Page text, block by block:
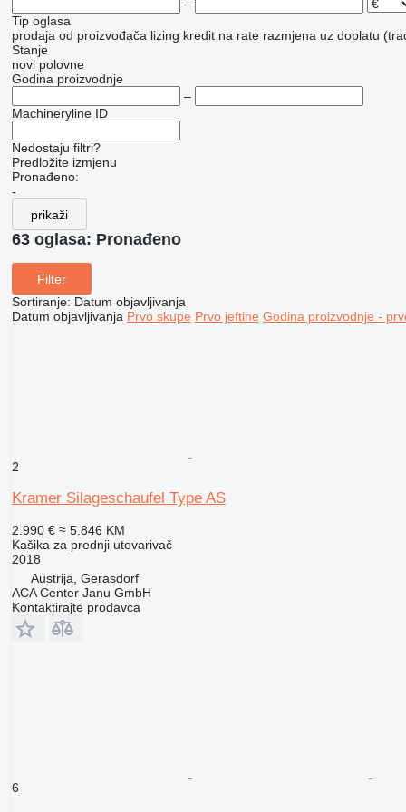
–
Tip oglasa
prodaja od proizvođača lizing kredit na rate razmjena uz doplatu
Stanje
novi polovne
Godina proizvodnje
–
Machineryline ID
Nedostaju filtri?
Predložite izmjenu
Pronađeno:
-
prikaži
63 oglasa: Pronađeno
Filter
Sortiranje: Datum objavljivanja
Datum objavljivanja Prvo skupe Prvo jeftine Godina proizvodnje -
2
Kramer Silageschaufel Type AS
2.990 € ≈ 5.846 KM
Kašika za prednji utovarivač
2018
Austrija, Gerasdorf
ACA Center Janu GmbH
Kontaktirajte prodavca
6